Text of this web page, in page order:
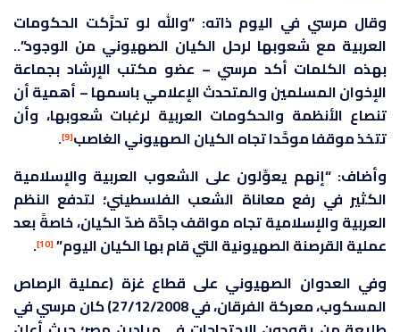
وقال مرسي في اليوم ذاته: “والله لو تحرَّكت الحكومات
العربية مع شعوبها لرحل الكيان الصهيوني من الوجود”..
بهذه الكلمات أكد مرسي – عضو مكتب الإرشاد بجماعة
الإخوان المسلمين والمتحدث الإعلامي باسمها – أهمية أن
تنصاع الأنظمة والحكومات العربية لرغبات شعوبها، وأن
تتخذ موقفا موحَّدا تجاه الكيان الصهيوني الغاصب[9]
.
وأضاف: “إنهم يعوِّلون على الشعوب العربية والإسلامية
الكثير في رفع معاناة الشعب الفلسطيني؛ لتدفع النظم
العربية والإسلامية تجاه مواقف جادَّة ضدّ الكيان، خاصةً بعد
عملية القرصنة الصهيونية التي قام بها الكيان اليوم” [10]
.
وفي العدوان الصهيوني على قطاع غزة (عملية الرصاص
المسكوب، معركة الفرقان، في 27/12/2008) كان مرسي في